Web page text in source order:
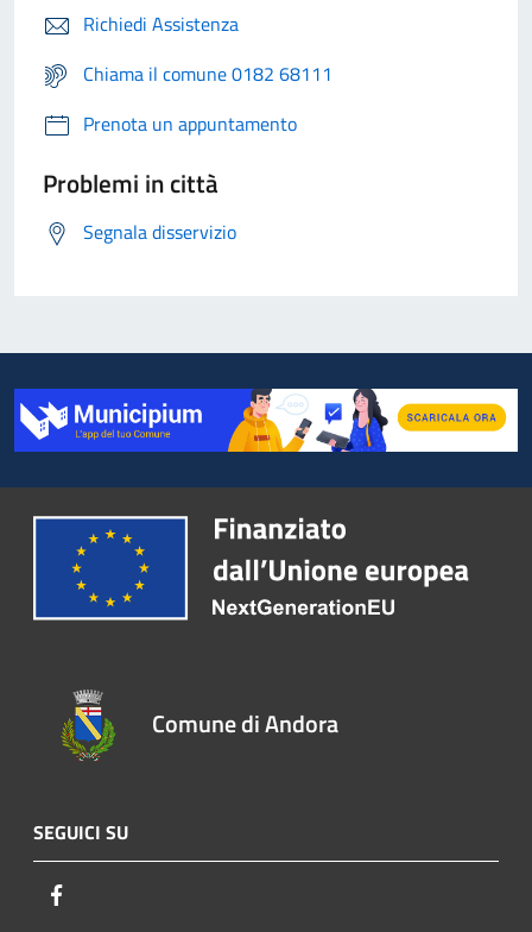
Richiedi Assistenza
Chiama il comune 0182 68111
Prenota un appuntamento
Problemi in città
Segnala disservizio
Comune di Andora
SEGUICI SU